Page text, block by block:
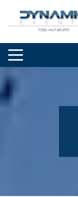
content